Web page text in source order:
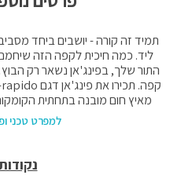
תמיד זה קורה - יושבים ביחד
ליד. כמה חיכית לקפה הזה
התור שלך, בפינג'אן נשאר רק
מאיץ חום מובנה בתחתית
למפרט טכני